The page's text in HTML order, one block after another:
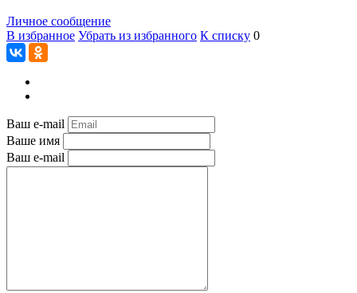
Личное сообщение
В избранное Убрать из избранного К списку 0
Ваш e-mail
Ваше имя
Ваш e-mail